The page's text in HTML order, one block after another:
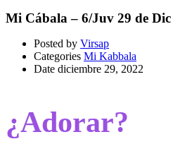
Mi Cábala – 6/Juv 29 de Dic
Posted by Virsap
Categories Mi Kabbala
Date diciembre 29, 2022
¿Adorar?